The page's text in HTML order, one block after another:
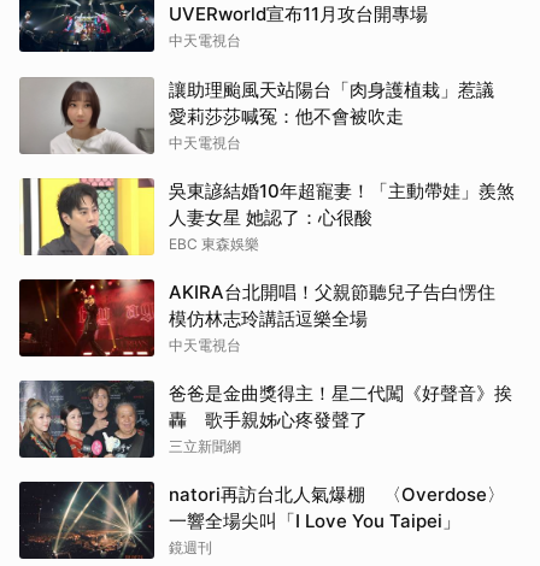
UVERworld宣布11月攻台開專場
中天電視台
讓助理颱風天站陽台「肉身護植栽」惹議
愛莉莎莎喊冤：他不會被吹走
中天電視台
吳東諺結婚10年超寵妻！「主動帶娃」羨煞
人妻女星 她認了：心很酸
EBC 東森娛樂
AKIRA台北開唱！父親節聽兒子告白愣住
模仿林志玲講話逗樂全場
中天電視台
爸爸是金曲獎得主！星二代闖《好聲音》挨
轟 歌手親姊心疼發聲了
三立新聞網
natori再訪台北人氣爆棚 〈Overdose〉
一響全場尖叫「I Love You Taipei」
鏡週刊